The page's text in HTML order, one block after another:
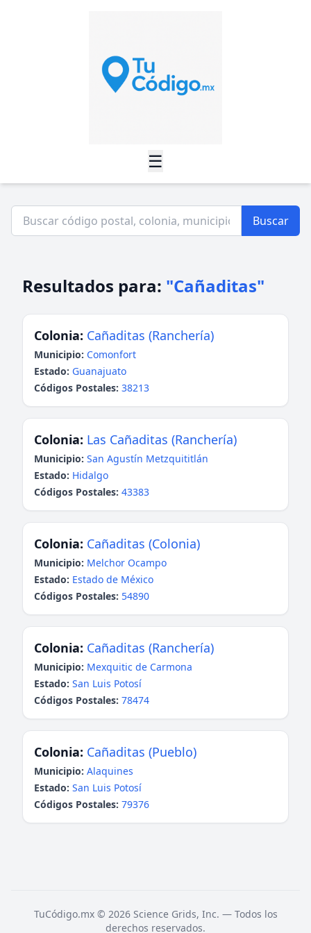
☰
Buscar
Resultados para: "Cañaditas"
Colonia: Cañaditas (Ranchería)
Municipio: Comonfort
Estado: Guanajuato
Códigos Postales: 38213
Colonia: Las Cañaditas (Ranchería)
Municipio: San Agustín Metzquititlán
Estado: Hidalgo
Códigos Postales: 43383
Colonia: Cañaditas (Colonia)
Municipio: Melchor Ocampo
Estado: Estado de México
Códigos Postales: 54890
Colonia: Cañaditas (Ranchería)
Municipio: Mexquitic de Carmona
Estado: San Luis Potosí
Códigos Postales: 78474
Colonia: Cañaditas (Pueblo)
Municipio: Alaquines
Estado: San Luis Potosí
Códigos Postales: 79376
TuCódigo.mx © 2026 Science Grids, Inc. — Todos los
derechos reservados.